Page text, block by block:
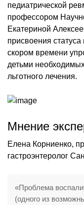
педиатрической
профессором
Екатериной
присвоения статуса
скором времени
детьми
льготного лечения.
Мнение
Елена Корниенко,
гастроэнтеролог
«Проблема
(одного из